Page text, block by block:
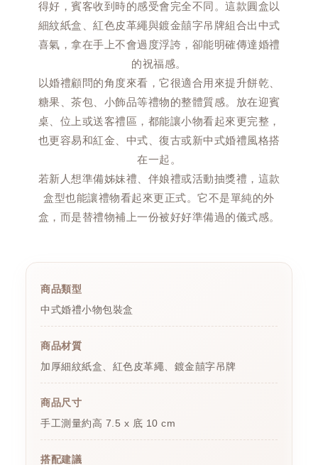
得好，賓客收到時的感受會完全不同。這款圓盒以
細紋紙盒、紅色皮革繩與鍍金囍字吊牌組合出中式
喜氣，拿在手上不會過度浮誇，卻能明確傳達婚禮
的祝福感。
以婚禮顧問的角度來看，它很適合用來提升餅乾、
糖果、茶包、小飾品等禮物的整體質感。放在迎賓
桌、位上或送客禮區，都能讓小物看起來更完整，
也更容易和紅金、中式、復古或新中式婚禮風格搭
在一起。
若新人想準備姊妹禮、伴娘禮或活動抽獎禮，這款
盒型也能讓禮物看起來更正式。它不是單純的外
盒，而是替禮物補上一份被好好準備過的儀式感。
商品類型
中式婚禮小物包裝盒
商品材質
加厚細紋紙盒、紅色皮革繩、鍍金囍字吊牌
商品尺寸
手工測量約高 7.5 x 底 10 cm
搭配建議